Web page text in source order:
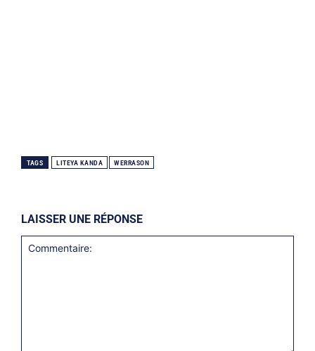
TAGS LITEYA KANDA WERRASON
LAISSER UNE RÉPONSE